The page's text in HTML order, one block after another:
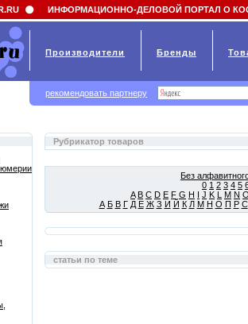
a default value
Рубрикатор товаров
Без
0 1 2 3 4 5
A B C D E F G H I J K L M N
А Б В Г Д Е Ж З И Й К Л М Н О П Р С
статьи по теме
ИНФОРМАЦИОННО-ДЕЛОВОЙ ПОРТАЛ О
Производители Бренды
рекомендовать партнеру